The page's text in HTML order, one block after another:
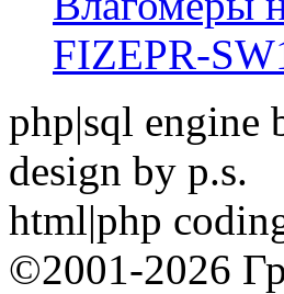
FIZEPR-
php|sql engine
design by p.s.
html|php
©2001-2026